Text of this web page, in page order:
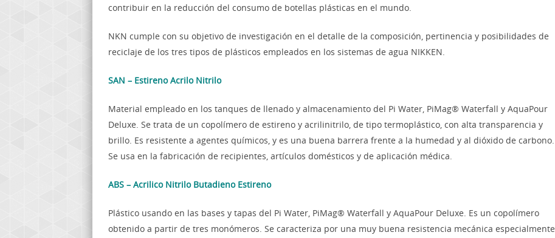
contribuir en la reducción del consumo de botellas plásticas en el mundo.
NKN cumple con su objetivo de investigación en el detalle de la composición, pertinencia y posibilidades de
reciclaje de los tres tipos de plásticos empleados en los sistemas de agua NIKKEN.
SAN – Estireno Acrilo Nitrilo
Material empleado en los tanques de llenado y almacenamiento del Pi Water, PiMag® Waterfall y AquaPour
Deluxe. Se trata de un copolímero de estireno y acrilinitrilo, de tipo termoplástico, con alta transparencia y
brillo. Es resistente a agentes químicos, y es una buena barrera frente a la humedad y al dióxido de carbono.
Se usa en la fabricación de recipientes, artículos domésticos y de aplicación médica.
ABS – Acrilico Nitrilo Butadieno Estireno
Plástico usando en las bases y tapas del Pi Water, PiMag® Waterfall y AquaPour Deluxe. Es un copolímero
obtenido a partir de tres monómeros. Se caracteriza por una muy buena resistencia mecánica especialmente